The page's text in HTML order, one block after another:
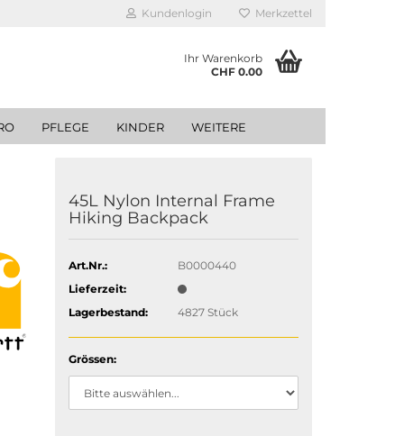
Kundenlogin Merkzettel
Ihr Warenkorb
CHF 0.00
PFLEGE KINDER WEITERE
45L Nylon Internal Frame
Hiking Backpack
Art.Nr.:
B0000440
Lieferzeit:
Lagerbestand:
4827Stück
Grössen: